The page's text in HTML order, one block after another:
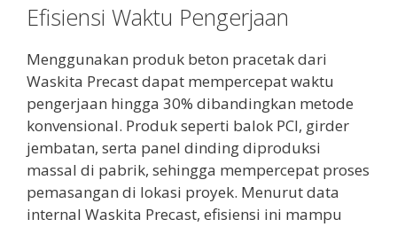
Efisiensi Waktu Pengerjaan
Menggunakan produk beton pracetak dari
Waskita Precast dapat mempercepat waktu
pengerjaan hingga 30% dibandingkan metode
konvensional. Produk seperti balok PCI, girder
jembatan, serta panel dinding diproduksi
massal di pabrik, sehingga mempercepat proses
pemasangan di lokasi proyek. Menurut data
internal Waskita Precast, efisiensi ini mampu